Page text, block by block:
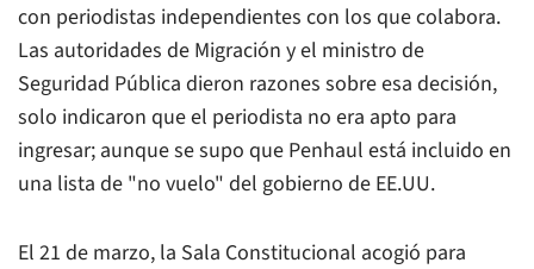
con periodistas independientes con los que colabora.
Las autoridades de Migración y el ministro de
Seguridad Pública dieron razones sobre esa decisión,
solo indicaron que el periodista no era apto para
ingresar; aunque se supo que Penhaul está incluido en
una lista de "no vuelo" del gobierno de EE.UU.
El 21 de marzo, la Sala Constitucional acogió para